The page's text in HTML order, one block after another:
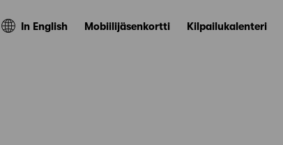
In English Mobiilijäsenkortti Kilpailukalenteri